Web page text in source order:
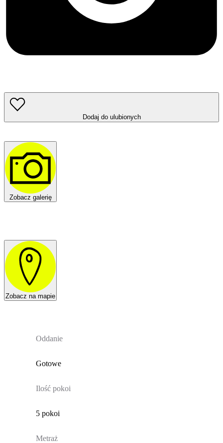
Dodaj do ulubionych
Zobacz galerię
Zobacz na mapie
Oddanie
Gotowe
Ilość pokoi
5 pokoi
Metraż